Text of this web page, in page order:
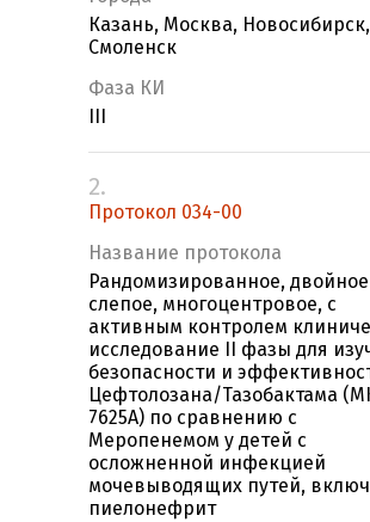
Казань, Москва, Новосибирск,
Смоленск
Фаза КИ
2.
Протокол 034-00
Название протокола
Рандомизированное, двойное
слепое, многоцентровое, с
активным контролем
исследование II фазы для
безопасности и
Цефтолозана/Тазобактама
7625A) по сравнению с
Меропенемом у детей с
осложненной инфекцией
мочевыводящих путей,
пиелонефрит